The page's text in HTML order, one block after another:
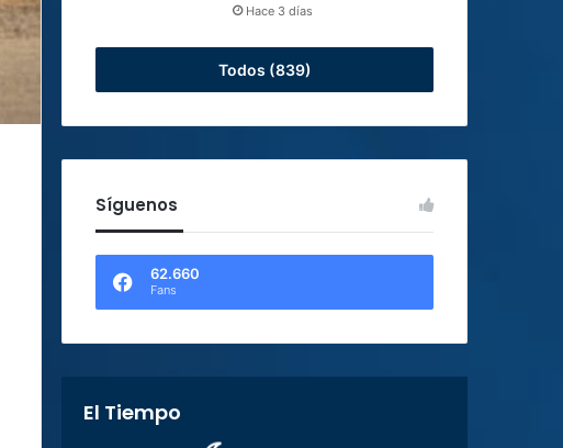
Hace 3 días
Todos (839)
Síguenos
62.660
Fans
El Tiempo